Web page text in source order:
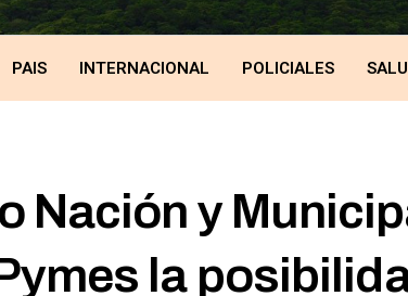
PAIS INTERNACIONAL POLICIALES
Nación y
la